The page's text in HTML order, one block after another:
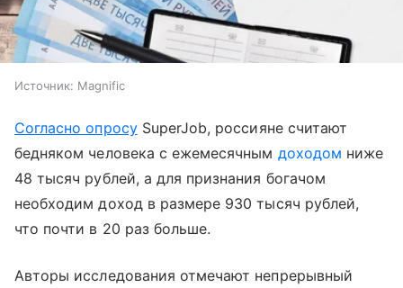
Источник: Magnific
Согласно опросуSuperJob, россияне считают
бедняком человека с ежемесячным доходом ниже
48 тысяч рублей, а для признания богачом
необходим доход в размере 930 тысяч рублей,
что почти в 20 раз больше.
Авторы исследования отмечают непрерывный